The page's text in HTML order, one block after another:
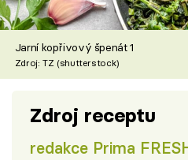
Jarní kopřivový špenát 1
Zdroj: TZ (shutterstock)
Zdroj receptu
redakce Prima